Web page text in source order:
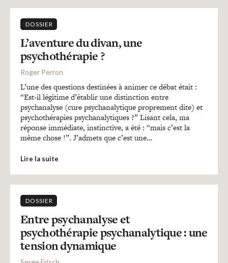
DOSSIER
L’aventure du divan, une
psychothérapie ?
Roger Perron
L’une des questions destinées à animer ce débat était :
“Est-il légitime d’établir une distinction entre
psychanalyse (cure psychanalytique proprement dite) et
psychothérapies psychanalytiques ?” Lisant cela, ma
réponse immédiate, instinctive, a été : “mais c’est la
même chose !”. J’admets que c’est une…
Lire la suite
DOSSIER
Entre psychanalyse et
psychothérapie psychanalytique : une
tension dynamique